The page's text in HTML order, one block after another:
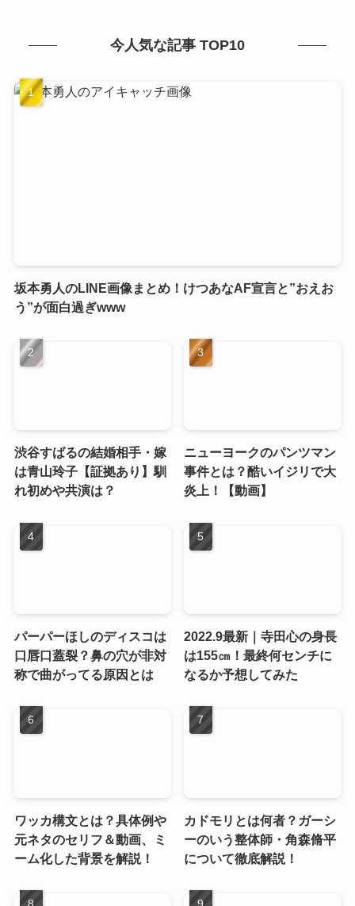
今人気な記事 TOP10
坂本勇人のLINE画像まとめ！けつあなAF宣言と”おえお
う”が面白過ぎwww
渋谷すばるの結婚相手・嫁
は青山玲子【証拠あり】馴
れ初めや共演は？
ニューヨークのパンツマン
事件とは？酷いイジリで大
炎上！【動画】
パーパーほしのディスコは
口唇口蓋裂？鼻の穴が非対
称で曲がってる原因とは
2022.9最新｜寺田心の身長
は155㎝！最終何センチに
なるか予想してみた
ワッカ構文とは？具体例や
元ネタのセリフ＆動画、ミ
ーム化した背景を解説！
カドモリとは何者？ガーシ
ーのいう整体師・角森脩平
について徹底解説！